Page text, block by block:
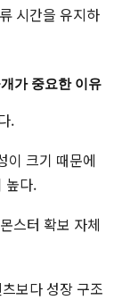
시간을 유지하
가 중요한 이유
.
이 크기 때문에
높다.
스터 확보 자체
보다 성장 구조